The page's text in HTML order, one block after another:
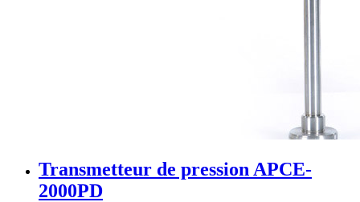
Transmetteur de pression APCE-
2000PD